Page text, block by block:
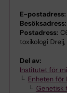
E-postadress:
Besöksadress:
Postadress:
toxikologi Dreij,
Del av:
Institutet för
Enheten för
Genetisk